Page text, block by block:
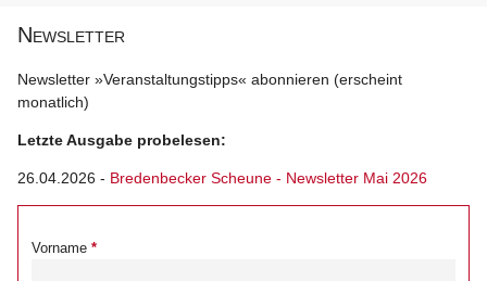
Newsletter
Newsletter »Veranstaltungstipps« abonnieren (erscheint
monatlich)
Letzte Ausgabe probelesen:
26.04.2026 - Bredenbecker Scheune - Newsletter Mai 2026
Vorname